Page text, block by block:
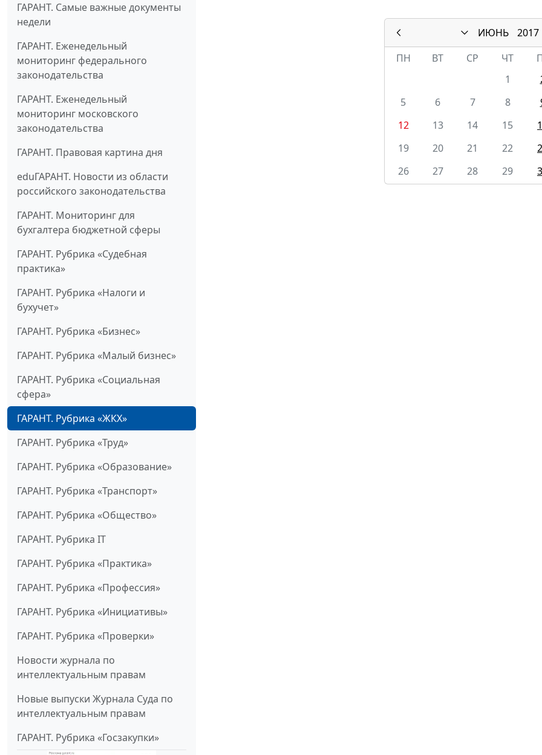
ГАРАНТ. Самые важные документы
недели
ГАРАНТ. Еженедельный
мониторинг федерального
законодательства
ГАРАНТ. Еженедельный
мониторинг московского
законодательства
ГАРАНТ. Правовая картина дня
eduГАРАНТ. Новости из области
российского законодательства
ГАРАНТ. Мониторинг для
бухгалтера бюджетной сферы
ГАРАНТ. Рубрика «Судебная
практика»
ГАРАНТ. Рубрика «Налоги и
бухучет»
ГАРАНТ. Рубрика «Бизнес»
ГАРАНТ. Рубрика «Малый бизнес»
ГАРАНТ. Рубрика «Социальная
сфера»
ГАРАНТ. Рубрика «ЖКХ»
ГАРАНТ. Рубрика «Труд»
ГАРАНТ. Рубрика «Образование»
ГАРАНТ. Рубрика «Транспорт»
ГАРАНТ. Рубрика «Общество»
ГАРАНТ. Рубрика IT
ГАРАНТ. Рубрика «Практика»
ГАРАНТ. Рубрика «Профессия»
ГАРАНТ. Рубрика «Инициативы»
ГАРАНТ. Рубрика «Проверки»
Новости журнала по
интеллектуальным правам
Новые выпуски Журнала Суда по
интеллектуальным правам
ГАРАНТ. Рубрика «Госзакупки»
ИЮНЬ
2017
ПН
ВТ СР ЧТ
1
5
6 7 8
12
13 14 15
19
20 21 22
26
27 28 29